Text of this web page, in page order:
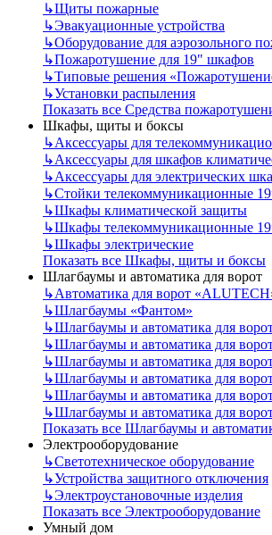
↳Щиты пожарные
↳Эвакуационные устройства
↳Оборудование для аэрозольного
↳Пожаротушение для 19" шкафов
↳Типовые решения
↳Установки распыления
Показать все Средства
Шкафы, щиты и боксы
↳Аксессуары для
↳Аксессуары для шкафов
↳Аксессуары для электрических
↳Стойки телекоммуникационные
↳Шкафы климатической защиты
↳Шкафы телекоммуникационные
↳Шкафы электрические
Показать все Шкафы, щиты и боксы
Шлагбаумы и автоматика для ворот
↳Автоматика для ворот
↳Шлагбаумы «Фантом»
↳Шлагбаумы и автоматика для
↳Шлагбаумы и автоматика для
↳Шлагбаумы и автоматика для
↳Шлагбаумы и автоматика для
↳Шлагбаумы и автоматика для
↳Шлагбаумы и автоматика для
Показать все Шлагбаумы и
Электрооборудование
↳Светотехническое оборудование
↳Устройства защитного отключения
↳Электроустановочные изделия
Показать все Электрооборудование
Умный дом